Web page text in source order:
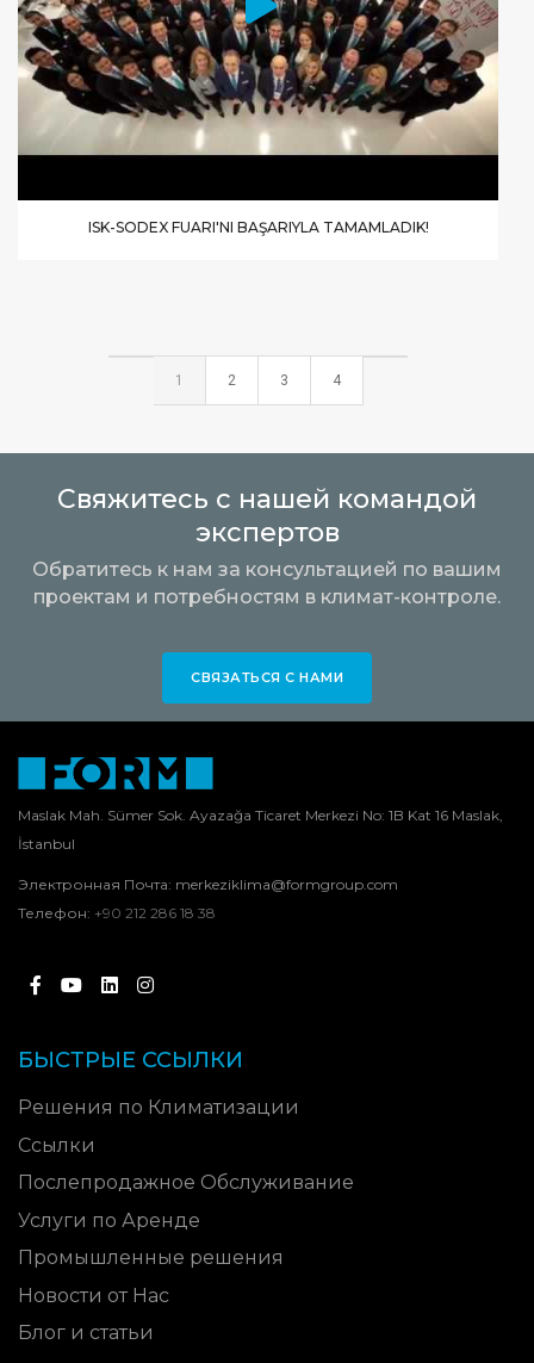
ISK-SODEX FUARI'NI BAŞARIYLA TAMAMLADIK!
1 2 3 4
Свяжитесь с нашей командой
экспертов
Обратитесь к нам за консультацией по вашим
проектам и потребностям в климат-контроле.
СВЯЗАТЬСЯ С НАМИ
Maslak Mah. Sümer Sok. Ayazağa Ticaret Merkezi No: 1B Kat 16 Maslak,
İstanbul
Электронная Почта: merkeziklima@formgroup.com
Телефон: +90 212 286 18 38
БЫСТРЫЕ ССЫЛКИ
Решения по Климатизации
Ссылки
Послепродажное Обслуживание
Услуги по Аренде
Промышленные решения
Новости от Нас
Блог и статьи